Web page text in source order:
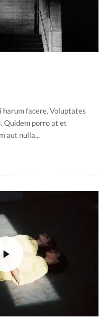
facere. Voluptates
porro at et
aut nulla...